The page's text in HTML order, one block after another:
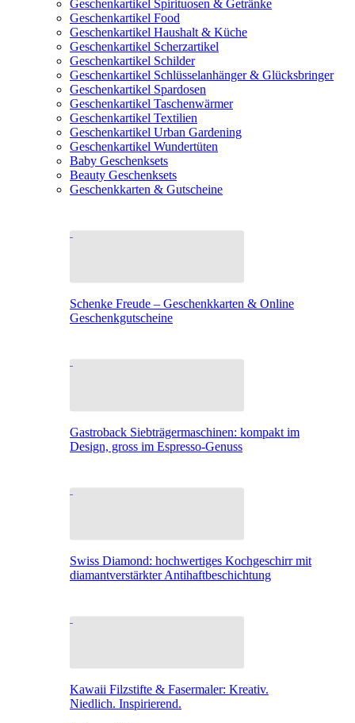
Geschenkartikel Spirituosen & Getränke
Geschenkartikel Food
Geschenkartikel Haushalt & Küche
Geschenkartikel Scherzartikel
Geschenkartikel Schilder
Geschenkartikel Schlüsselanhänger & Glücksbringer
Geschenkartikel Spardosen
Geschenkartikel Taschenwärmer
Geschenkartikel Textilien
Geschenkartikel Urban Gardening
Geschenkartikel Wundertüten
Baby Geschenksets
Beauty Geschenksets
Geschenkkarten & Gutscheine
Schenke Freude – Geschenkkarten & Online
Geschenkgutscheine
Gastroback Siebträgermaschinen: kompakt im
Design, gross im Espresso-Genuss
Swiss Diamond: hochwertiges Kochgeschirr mit
diamantverstärkter Antihaftbeschichtung
Kawaii Filzstifte & Fasermaler: Kreativ.
Niedlich. Inspirierend.